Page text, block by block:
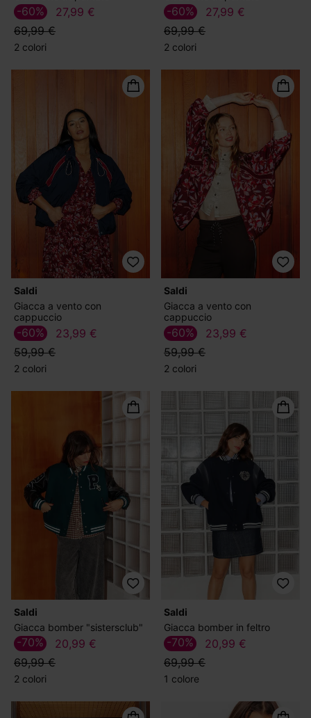
27,99 €
69,99 €
-60%
2 colori
27,99 €
69,99 €
-60%
2 colori
Saldi
Giacca a vento con
cappuccio
23,99 €
59,99 €
-60%
2 colori
Saldi
Giacca a vento con
cappuccio
23,99 €
59,99 €
-60%
2 colori
Saldi
Giacca bomber "sistersclub"
20,99 €
69,99 €
-70%
2 colori
Saldi
Giacca bomber in feltro
20,99 €
69,99 €
-70%
1 colore